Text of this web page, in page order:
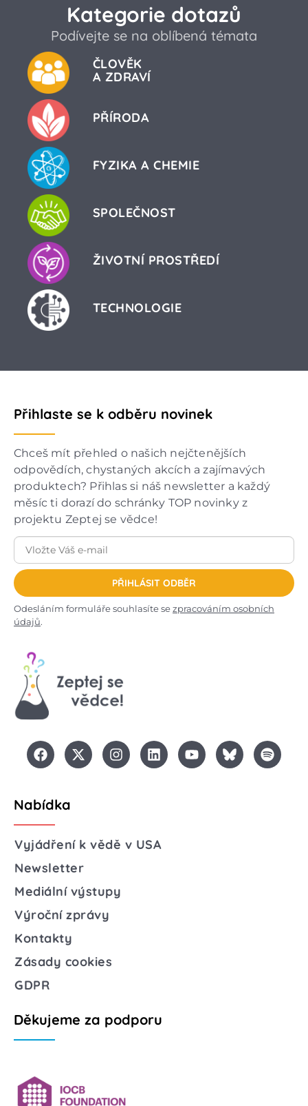
Kategorie dotazů
Podívejte se na oblíbená témata
ČLOVĚK
A ZDRAVÍ
PŘÍRODA
FYZIKA A CHEMIE
SPOLEČNOST
ŽIVOTNÍ PROSTŘEDÍ
TECHNOLOGIE
Přihlaste se k odběru novinek
Chceš mít přehled o našich nejčtenějších
odpovědích, chystaných akcích a zajímavých
produktech? Přihlas si náš newsletter a každý
měsíc ti dorazí do schránky TOP novinky z
projektu Zeptej se vědce!
PŘIHLÁSIT ODBĚR
Odesláním formuláře souhlasíte sezpracováním osobních
údajů.
Nabídka
Vyjádření k vědě v USA
Newsletter
Mediální výstupy
Výroční zprávy
Kontakty
Zásady cookies
GDPR
Děkujeme za podporu